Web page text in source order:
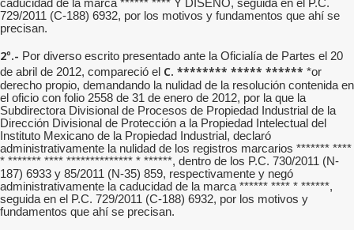
caducidad de la marca ****** **** Y DISEÑO, seguida en el P.C.
729/2011 (C-188) 6932, por los motivos y fundamentos que ahí se
precisan.
2º.- Por diverso escrito presentado ante la Oficialía de Partes el 20
de abril de 2012, compareció el C. ******** ***** ****** *or
derecho propio, demandando la nulidad de la resolución contenida en
el oficio con folio 2558 de 31 de enero de 2012, por la que la
Subdirectora Divisional de Procesos de Propiedad Industrial de la
Dirección Divisional de Protección a la Propiedad Intelectual del
Instituto Mexicano de la Propiedad Industrial, declaró
administrativamente la nulidad de los registros marcarios ******* ****
* ******* **** ************** * ******, dentro de los P.C. 730/2011 (N-
187) 6933 y 85/2011 (N-35) 859, respectivamente y negó
administrativamente la caducidad de la marca ****** **** * ******,
seguida en el P.C. 729/2011 (C-188) 6932, por los motivos y
fundamentos que ahí se precisan.